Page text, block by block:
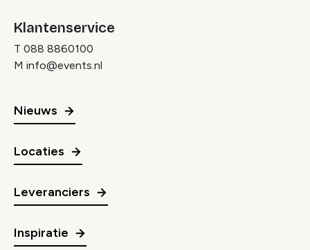
Klantenservice
T 088 8860100
M info@events.nl
Nieuws
Locaties
Leveranciers
Inspiratie